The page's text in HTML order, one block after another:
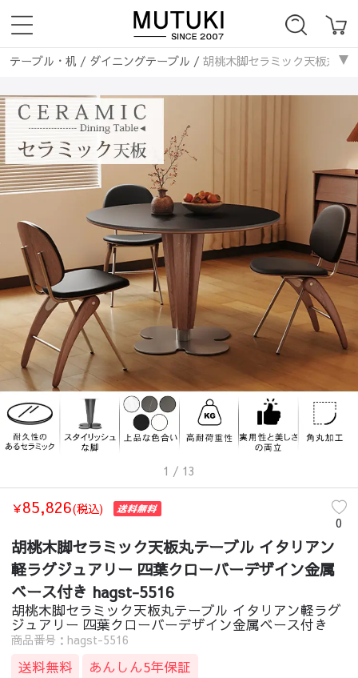
テーブル・机 / ダイニングテーブル / 胡桃木脚セラミック天板丸テ
1 / 13
￥85,826(税込)
0
胡桃木脚セラミック天板丸テーブル イタリアン
軽ラグジュアリー 四葉クローバーデザイン金属
ベース付き hagst-5516
胡桃木脚セラミック天板丸テーブル イタリアン軽ラグ
ジュアリー 四葉クローバーデザイン金属ベース付き
商品番号：hagst-5516
送料無料
あんしん5年保証